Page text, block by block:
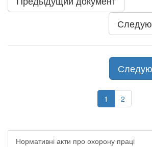
1 2
Нормативні акти про охорону праці